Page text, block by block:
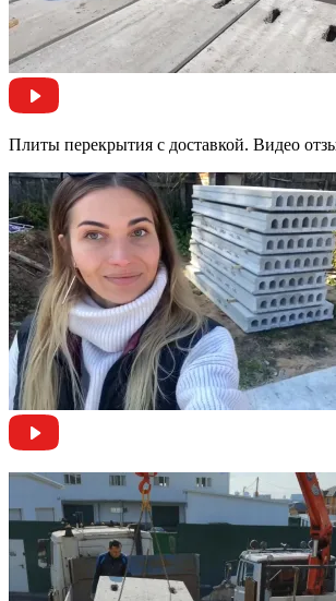
Плиты перекрытия с доставкой. Видео